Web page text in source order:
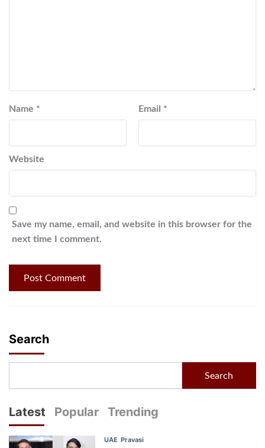
Name * Email *
Website
Save my name, email, and website in this browser for the
next time I comment.
Search
Search
Latest Popular Trending
UAE Pravasi